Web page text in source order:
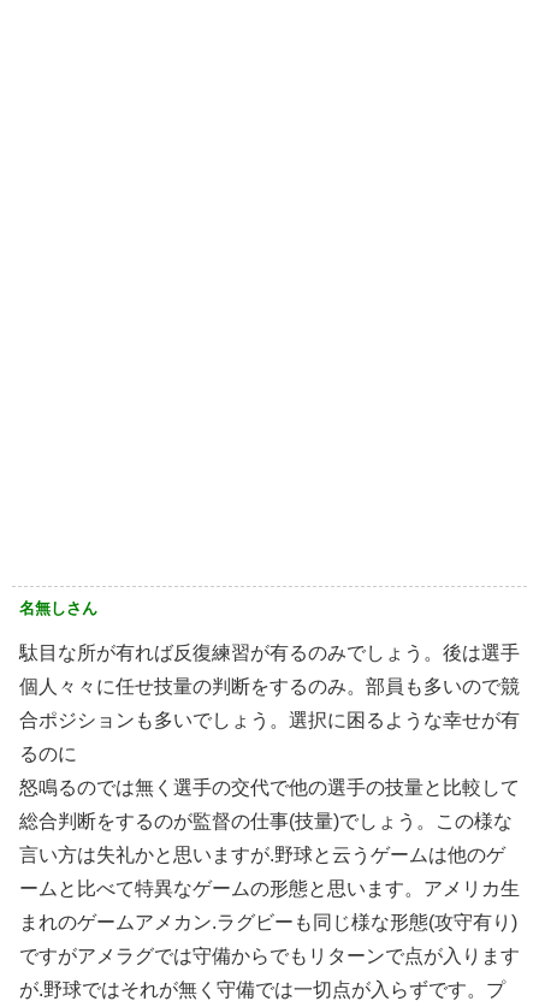
名無しさん
駄目な所が有れば反復練習が有るのみでしょう。後は選手
個人々々に任せ技量の判断をするのみ。部員も多いので競
合ポジションも多いでしょう。選択に困るような幸せが有
るのに
怒鳴るのでは無く選手の交代で他の選手の技量と比較して
総合判断をするのが監督の仕事(技量)でしょう。この様な
言い方は失礼かと思いますが.野球と云うゲームは他のゲ
ームと比べて特異なゲームの形態と思います。アメリカ生
まれのゲームアメカン.ラグビーも同じ様な形態(攻守有り)
ですがアメラグでは守備からでもリターンで点が入ります
が.野球ではそれが無く守備では一切点が入らずです。プ